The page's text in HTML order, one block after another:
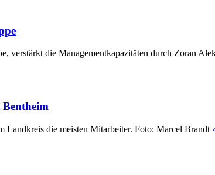
verstärkt die Managementkapazitäten durch Zoran
Landkreis die meisten Mitarbeiter. Foto: Marcel Brandt